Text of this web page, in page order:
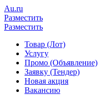
Au.ru
Разместить
Разместить
Товар (Лот)
Услугу
Промо (Объявление)
Заявку (Тендер)
Новая акция
Вакансию